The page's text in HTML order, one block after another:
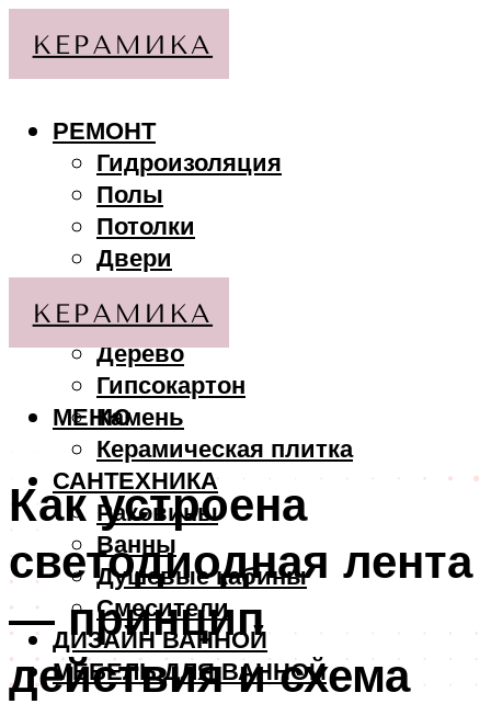
РЕМОНТ
Гидроизоляция
Полы
Потолки
Двери
МАТЕРИАЛЫ
Дерево
Гипсокартон
Камень
Керамическая плитка
САНТЕХНИКА
Раковины
Ванны
Душевые кабины
Смесители
ДИЗАЙН ВАННОЙ
МЕБЕЛЬ ДЛЯ ВАННОЙ
МЕНЮ
Как устроена
светодиодная лента
— принцип
действия и схема